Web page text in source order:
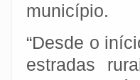
município.
“Desde o
estradas